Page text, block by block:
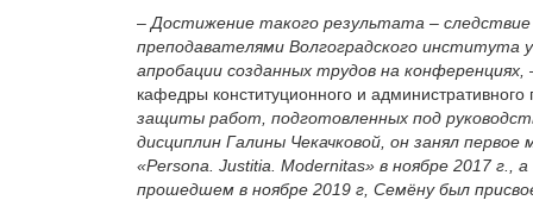
– Достижение такого результата –
преподавателями Волгоградского института
апробации созданных трудов на конференциях,
кафедры конституционного и
защиты работ, подготовленных под
дисциплин Галины Чекачковой, он занял
«Persona. Justitia. Modernitas» в ноябре 2017
прошедшем в ноябре 2019 г, Семёну был